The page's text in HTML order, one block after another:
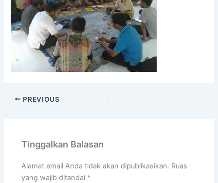
PREVIOUS
Tinggalkan Balasan
Alamat email Anda tidak akan dipublikasikan. Ruas
yang wajib ditandai *